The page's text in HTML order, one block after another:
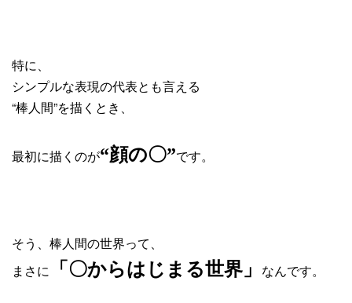
特に、
シンプルな表現の代表とも言える
“棒人間”を描くとき、
最初に描くのが“顔の〇”です。
そう、棒人間の世界って、
まさに
「〇からはじまる世界」 なんです。